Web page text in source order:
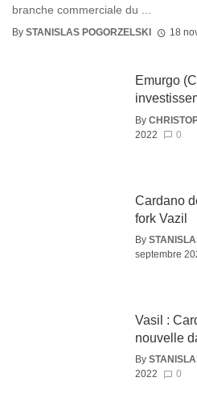
branche commerciale du ...
By STANISLAS POGORZELSKI 18
Emurgo
By
2022
0
Cardano
fork Vazil
By
septembre
Vasil :
nouvelle
By
2022
0